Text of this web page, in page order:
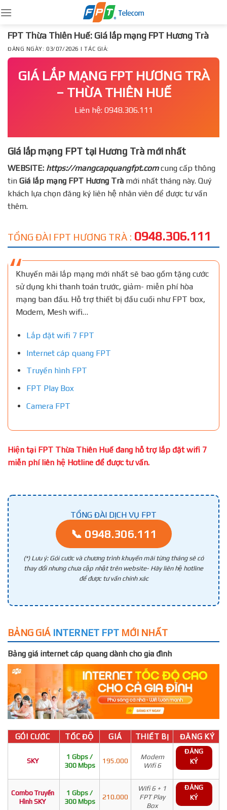
to
content
FPT Thừa Thiên Huế: Giá lắp mạng FPT Hương Trà
ĐĂNG NGÀY: 03/07/2026 | TÁC GIẢ:
GIÁ LẮP MẠNG FPT HƯƠNG TRÀ
– THỪA THIÊN HUẾ
Liên hệ: 0948.306.111
Giá lắp mạng FPT tại Hương Trà mới nhất
WEBSITE: https://mangcapquangfpt.comcung cấp thông
tin Giá lắp mạng FPT Hương Trà mới nhất tháng này. Quý
khách lựa chọn đăng ký liên hệ nhân viên để được tư vấn
thêm.
TỔNG ĐÀI FPT HƯƠNG TRÀ : 0948.306.111
Khuyến mãi lắp mạng mới nhất sẽ bao gồm tặng cước
sử dụng khi thanh toán trước, giảm- miễn phí hòa
mạng ban đầu. Hỗ trợ thiết bị đầu cuối như FPT box,
Modem, Mesh wifi…
Lắp đặt wifi 7 FPT
Internet cáp quang FPT
Truyền hình FPT
FPT Play Box
Camera FPT
Hiện tại FPT Thừa Thiên Huế đang hỗ trợ lắp đặt wifi 7
miễn phí liên hệ Hotline để được tư vấn.
TỔNG ĐÀI DỊCH VỤ FPT
📞 0948.306.111
(*) Lưu ý: Gói cước và chương trình khuyến mãi từng tháng sẽ có
thay đổi nhưng chưa cập nhật trên website- Hãy liên hệ hotline
để được tư vấn chính xác
BẢNG GIÁ INTERNET FPT MỚI NHẤT
Bảng giá internet cáp quang dành cho gia đình
GÓI CƯỚC TỐC ĐỘ GIÁ THIẾT BỊ ĐĂNG KÝ
SKY
1 Gbps /
300 Mbps
195.000
Modem
Wifi 6
ĐĂNG
KÝ
Combo Truyền
Hình SKY
1 Gbps /
300 Mbps
210.000
Wifi 6 + 1
FPT Play
Box
ĐĂNG
KÝ